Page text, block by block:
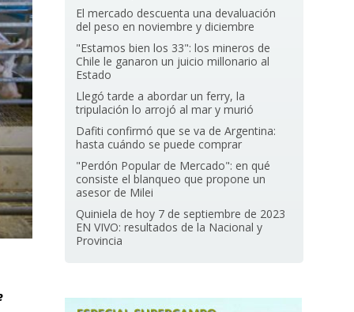
El mercado descuenta una devaluación
del peso en noviembre y diciembre
"Estamos bien los 33": los mineros de
Chile le ganaron un juicio millonario al
Estado
Llegó tarde a abordar un ferry, la
tripulación lo arrojó al mar y murió
Dafiti confirmó que se va de Argentina:
hasta cuándo se puede comprar
"Perdón Popular de Mercado": en qué
consiste el blanqueo que propone un
asesor de Milei
Quiniela de hoy 7 de septiembre de 2023
EN VIVO: resultados de la Nacional y
Provincia